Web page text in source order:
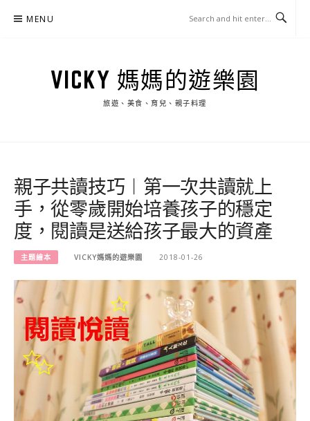
MENU
VICKY 媽媽的遊樂園
旅遊、美食、育兒、親子料理
親子共讀技巧︱第一次共讀就上
手，從零歲開始培養孩子的穩定
度，閱讀是送給孩子最大的資產
主題繪本 VICKY媽媽的遊樂園 2018-01-26